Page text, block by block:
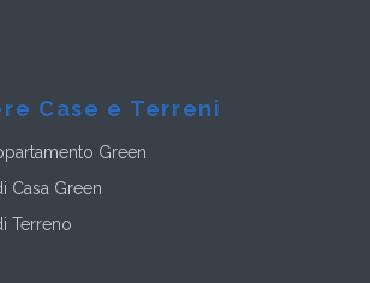
Case e Terreni
Green
Casa Green
Terreno